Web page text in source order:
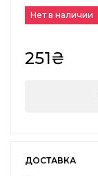
Нет в наличии
251₴
ДОСТАВКА